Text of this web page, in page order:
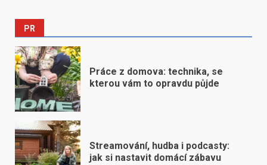
PR
Práce z domova: technika, se
kterou vám to opravdu půjde
Streamování, hudba i podcasty:
jak si nastavit domácí zábavu